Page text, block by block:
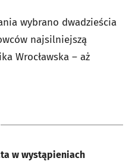
wybrano dwadzieścia
najsilniejszą
Wrocławska – aż
w wystąpieniach